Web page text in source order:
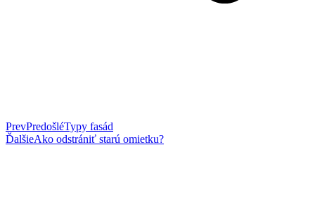
PrevPredošléTypy fasád
ĎalšieAko odstrániť starú omietku?